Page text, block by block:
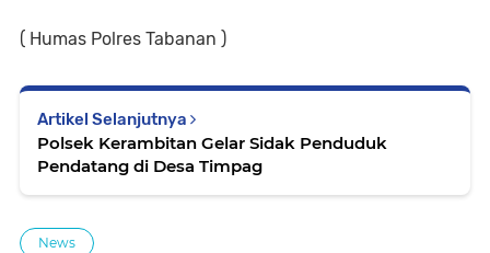
( Humas Polres Tabanan )
Artikel Selanjutnya
Polsek Kerambitan Gelar Sidak Penduduk
Pendatang di Desa Timpag
News